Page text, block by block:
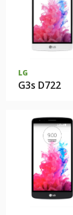
LG
G3s D722